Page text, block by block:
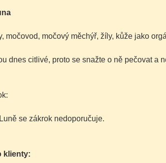
močovod, močový měchýř, žíly, kůže jako
dnes citlivé, proto se snažte o ně pečovat a
se zákrok nedoporučuje.
klienty: